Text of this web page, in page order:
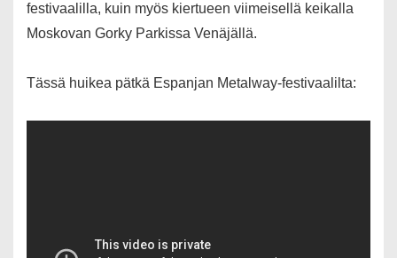
festivaalilla, kuin myös kiertueen viimeisellä keikalla
Moskovan Gorky Parkissa Venäjällä.
Tässä huikea pätkä Espanjan Metalway-festivaalilta: